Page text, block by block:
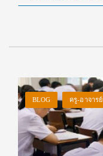
BLOG ครู-อาจารย์